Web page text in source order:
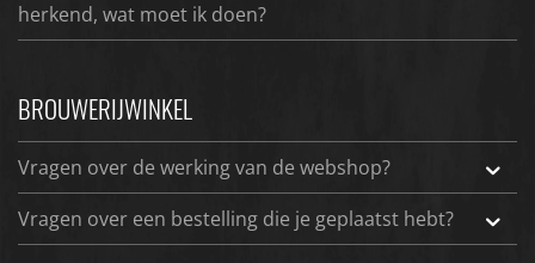
herkend, wat moet ik doen?
BROUWERIJWINKEL
Vragen over de werking van de webshop?
Vragen over een bestelling die je geplaatst hebt?